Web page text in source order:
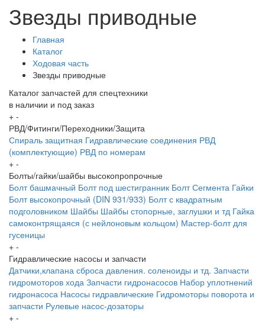
Звезды приводные
Главная
Каталог
Ходовая часть
Звезды приводные
Каталог запчастей для спецтехники
в наличии и под заказ
+ -
РВД/Фитинги/Переходники/Защита
Спираль защитная Гидравлические соединения РВД
(комплектующие) РВД по номерам
+ -
Болты/гайки/шайбы высокопропрочные
Болт башмачный Болт под шестигранник Болт Сегмента Гайки
Болт высокопрочный (DIN 931/933) Болт с квадратным
подголовником Шайбы Шайбы стопорные, заглушки и тд Гайка
самоконтрящаяся (с нейлоновым кольцом) Мастер-болт для
гусеницы
+ -
Гидравлические насосы и запчасти
Датчики,клапана сброса давления. соленоиды и тд. Запчасти
гидромоторов хода Запчасти гидронасосов Набор уплотнений
гидронасоса Насосы гидравлические Гидромоторы поворота и
запчасти Рулевые насос-дозаторы
+ -